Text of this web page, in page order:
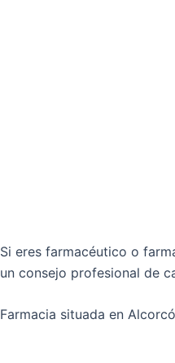
Si eres farmacéutico o
un consejo profesional de
Farmacia situada en